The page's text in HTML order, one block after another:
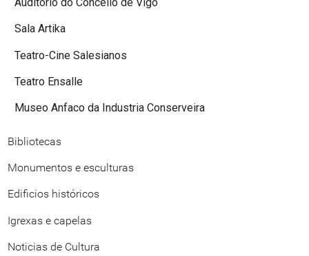
Sala Artika
Teatro-Cine Salesianos
Teatro Ensalle
Museo Anfaco da Industria Conserveira
Bibliotecas
Monumentos e esculturas
Edificios históricos
Igrexas e capelas
Noticias de Cultura